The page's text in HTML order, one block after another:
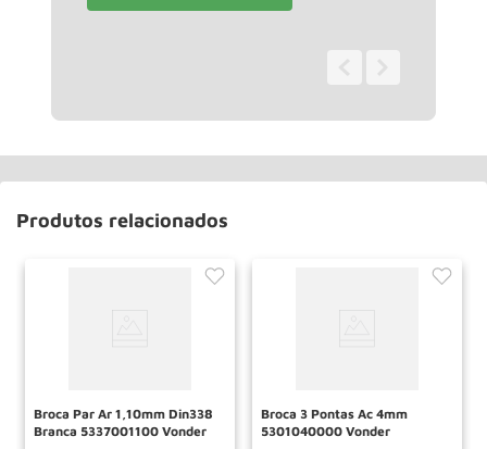
Produtos relacionados
Broca Par Ar 1,10mm Din338
Branca 5337001100 Vonder
Broca 3 Pontas Ac 4mm
5301040000 Vonder